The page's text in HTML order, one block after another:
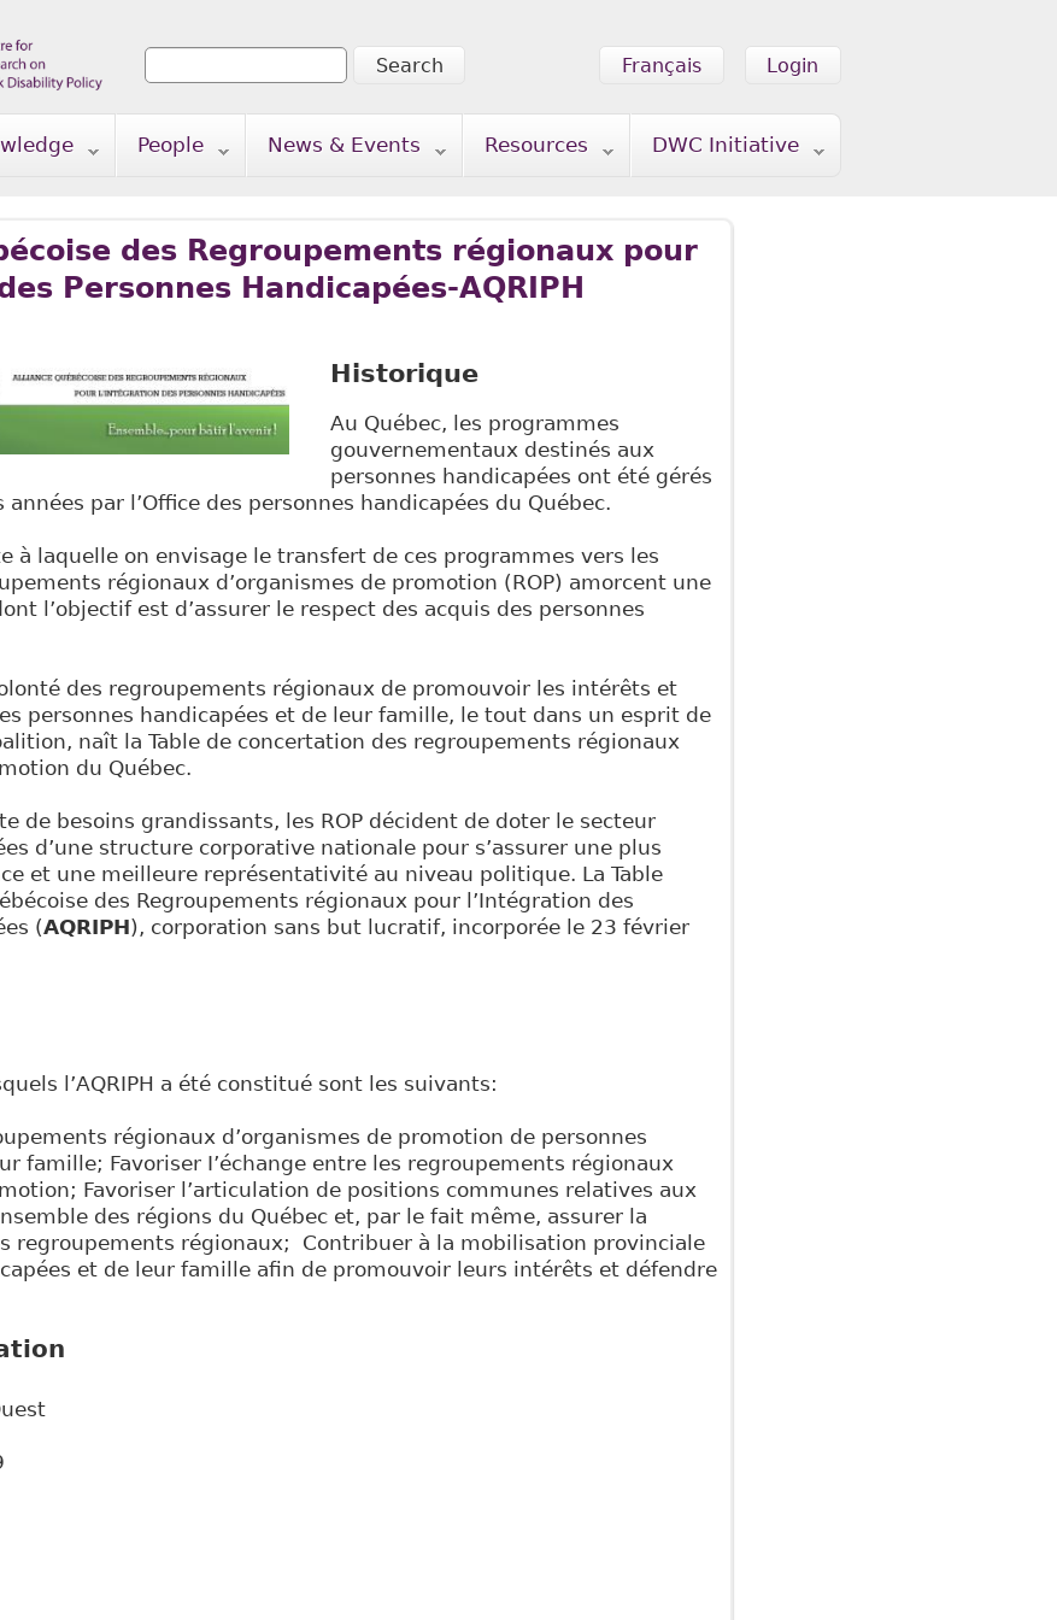
Login
Français
Search form
Search
People News & Events Resources DWC Initiative
des Regroupements régionaux pour
Personnes Handicapées-AQRIPH
Historique
Au Québec, les programmes
gouvernementaux destinés aux
personnes handicapées ont été gérés
années par l’Office des personnes handicapées du Québec.
à laquelle on envisage le transfert de ces programmes vers les
régionaux d’organismes de promotion (ROP) amorcent une
l’objectif est d’assurer le respect des acquis des personnes
des regroupements régionaux de promouvoir les intérêts et
personnes handicapées et de leur famille, le tout dans un esprit de
naît la Table de concertation des regroupements régionaux
du Québec.
de besoins grandissants, les ROP décident de doter le secteur
d’une structure corporative nationale pour s’assurer une plus
et une meilleure représentativité au niveau politique. La Table
des Regroupements régionaux pour l’Intégration des
(AQRIPH), corporation sans but lucratif, incorporée le 23 février
l’AQRIPH a été constitué sont les suivants:
régionaux d’organismes de promotion de personnes
famille; Favoriser I’échange entre les regroupements régionaux
Favoriser l’articulation de positions communes relatives aux
des régions du Québec et, par le fait même, assurer la
regroupements régionaux; Contribuer à la mobilisation provinciale
et de leur famille afin de promouvoir leurs intérêts et défendre